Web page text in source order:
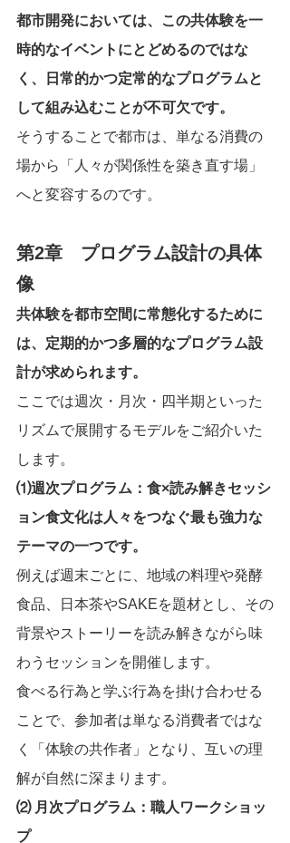
都市開発においては、この共体験を一
時的なイベントにとどめるのではな
く、日常的かつ定常的なプログラムと
して組み込むことが不可欠です。
そうすることで都市は、単なる消費の
場から「人々が関係性を築き直す場」
へと変容するのです。
第2章　プログラム設計の具体
像
共体験を都市空間に常態化するために
は、定期的かつ多層的なプログラム設
計が求められます。
ここでは週次・月次・四半期といった
リズムで展開するモデルをご紹介いた
します。
⑴週次プログラム：食×読み解きセッシ
ョン食文化は人々をつなぐ最も強力な
テーマの一つです。
例えば週末ごとに、地域の料理や発酵
食品、日本茶やSAKEを題材とし、その
背景やストーリーを読み解きながら味
わうセッションを開催します。
食べる行為と学ぶ行為を掛け合わせる
ことで、参加者は単なる消費者ではな
く「体験の共作者」となり、互いの理
解が自然に深まります。
⑵ 月次プログラム：職人ワークショッ
プ